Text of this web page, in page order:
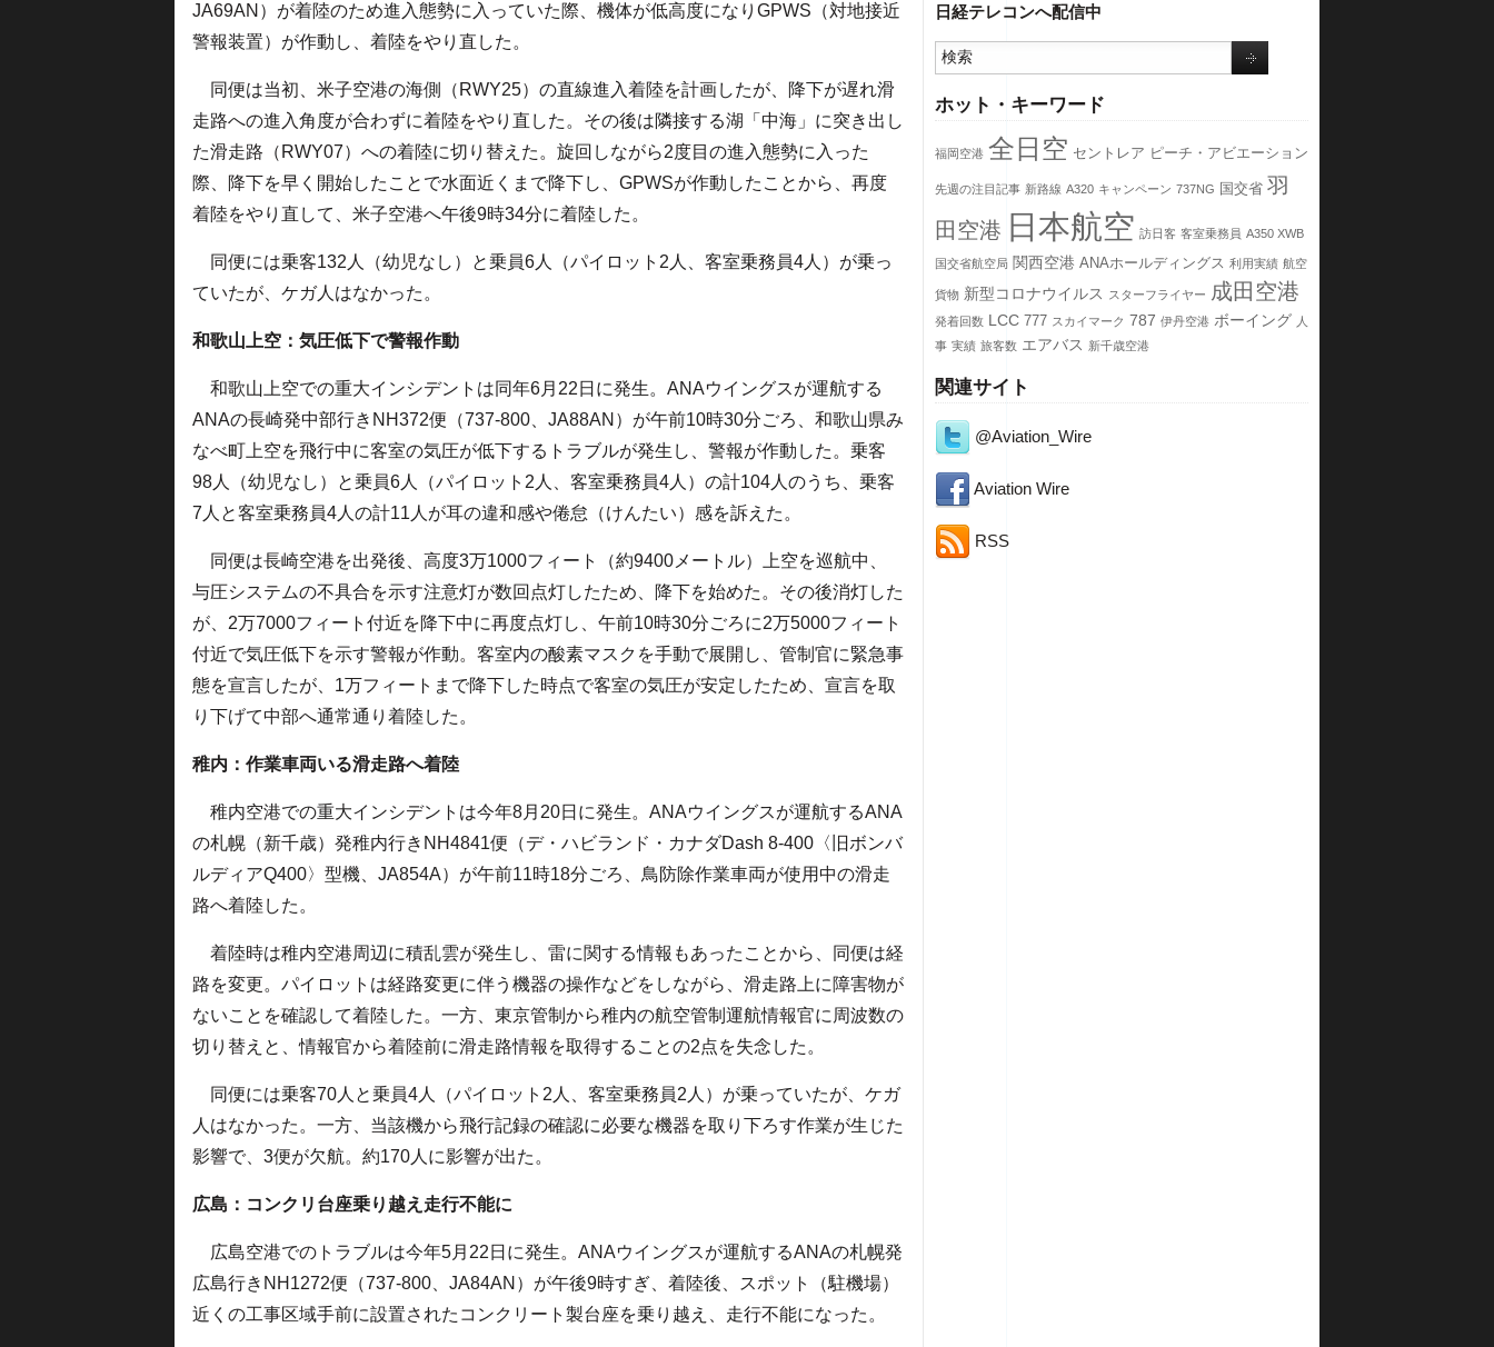
日経テレコンへ配信中
ホット・キーワード
福岡空港 全日空 セントレア ピーチ・アビエーション
先週の注目記事 新路線 A320 キャンペーン 737NG 国交省 羽
田空港 日本航空 訪日客 客室乗務員 A350 XWB
国交省航空局 関西空港 ANAホールディングス 利用実績 航空
貨物 新型コロナウイルス スターフライヤー 成田空港
発着回数 LCC 777 スカイマーク 787 伊丹空港 ボーイング 人
事 実績 旅客数 エアバス 新千歳空港
関連サイト
@Aviation_Wire
Aviation Wire
RSS
JA69AN）が着陸のため進入態勢に入っていた際、機体が低高度になりGPWS（対地接近
警報装置）が作動し、着陸をやり直した。
同便は当初、米子空港の海側（RWY25）の直線進入着陸を計画したが、降下が遅れ滑
走路への進入角度が合わずに着陸をやり直した。その後は隣接する湖「中海」に突き出し
た滑走路（RWY07）への着陸に切り替えた。旋回しながら2度目の進入態勢に入った
際、降下を早く開始したことで水面近くまで降下し、GPWSが作動したことから、再度
着陸をやり直して、米子空港へ午後9時34分に着陸した。
同便には乗客132人（幼児なし）と乗員6人（パイロット2人、客室乗務員4人）が乗っ
ていたが、ケガ人はなかった。
和歌山上空：気圧低下で警報作動
和歌山上空での重大インシデントは同年6月22日に発生。ANAウイングスが運航する
ANAの長崎発中部行きNH372便（737-800、JA88AN）が午前10時30分ごろ、和歌山県み
なべ町上空を飛行中に客室の気圧が低下するトラブルが発生し、警報が作動した。乗客
98人（幼児なし）と乗員6人（パイロット2人、客室乗務員4人）の計104人のうち、乗客
7人と客室乗務員4人の計11人が耳の違和感や倦怠（けんたい）感を訴えた。
同便は長崎空港を出発後、高度3万1000フィート（約9400メートル）上空を巡航中、
与圧システムの不具合を示す注意灯が数回点灯したため、降下を始めた。その後消灯した
が、2万7000フィート付近を降下中に再度点灯し、午前10時30分ごろに2万5000フィート
付近で気圧低下を示す警報が作動。客室内の酸素マスクを手動で展開し、管制官に緊急事
態を宣言したが、1万フィートまで降下した時点で客室の気圧が安定したため、宣言を取
り下げて中部へ通常通り着陸した。
稚内：作業車両いる滑走路へ着陸
稚内空港での重大インシデントは今年8月20日に発生。ANAウイングスが運航するANA
の札幌（新千歳）発稚内行きNH4841便（デ・ハビランド・カナダDash 8-400〈旧ボンバ
ルディアQ400〉型機、JA854A）が午前11時18分ごろ、鳥防除作業車両が使用中の滑走
路へ着陸した。
着陸時は稚内空港周辺に積乱雲が発生し、雷に関する情報もあったことから、同便は経
路を変更。パイロットは経路変更に伴う機器の操作などをしながら、滑走路上に障害物が
ないことを確認して着陸した。一方、東京管制から稚内の航空管制運航情報官に周波数の
切り替えと、情報官から着陸前に滑走路情報を取得することの2点を失念した。
同便には乗客70人と乗員4人（パイロット2人、客室乗務員2人）が乗っていたが、ケガ
人はなかった。一方、当該機から飛行記録の確認に必要な機器を取り下ろす作業が生じた
影響で、3便が欠航。約170人に影響が出た。
広島：コンクリ台座乗り越え走行不能に
広島空港でのトラブルは今年5月22日に発生。ANAウイングスが運航するANAの札幌発
広島行きNH1272便（737-800、JA84AN）が午後9時すぎ、着陸後、スポット（駐機場）
近くの工事区域手前に設置されたコンクリート製台座を乗り越え、走行不能になった。